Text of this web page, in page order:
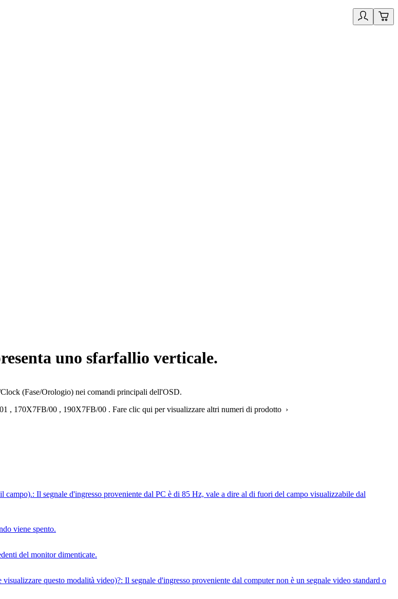
uno sfarfallio verticale.
(Fase/Orologio) nei comandi principali dell'OSD.
, 170X7FB/00 , 190X7FB/00 . Fare clic qui per visualizzare altri numeri di prodotto ›
Il segnale d'ingresso proveniente dal PC è di 85 Hz, vale a dire al di fuori del campo visualizzabile dal
viene spento.
del monitor dimenticate.
questo modalità video)?: Il segnale d'ingresso proveniente dal computer non è un segnale video standard o